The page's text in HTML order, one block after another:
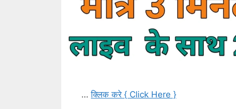
…क्लिक करे { Click Here }